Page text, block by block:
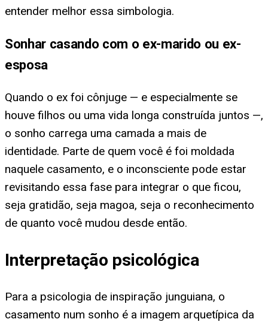
entender melhor essa simbologia.
Sonhar casando com o ex-marido ou ex-
esposa
Quando o ex foi cônjuge — e especialmente se
houve filhos ou uma vida longa construída juntos —,
o sonho carrega uma camada a mais de
identidade. Parte de quem você é foi moldada
naquele casamento, e o inconsciente pode estar
revisitando essa fase para integrar o que ficou,
seja gratidão, seja magoa, seja o reconhecimento
de quanto você mudou desde então.
Interpretação psicológica
Para a psicologia de inspiração junguiana, o
casamento num sonho é a imagem arquetípica da